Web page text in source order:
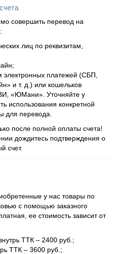
совершить перевод на
лиц по реквизитам,
платежей (СБП,
и т. д.) или кошельков
«ЮМани». Уточняйте у
использования конкретной
для перевода.
после полной оплаты счета!
дождитесь подтверждения о
счет.
у нас товары по
с помощью заказного
ее стоимость зависит от
ТТК – 2400 руб.;
ТТК – 3600 руб.;